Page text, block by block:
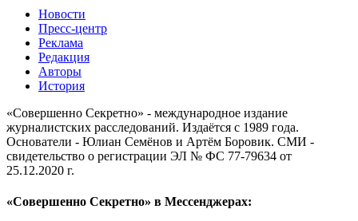
Новости
Пресс-центр
Реклама
Редакция
Авторы
История
«Совершенно Секретно» - международное издание
журналистских расследований. Издаётся с 1989 года.
Основатели - Юлиан Семёнов и Артём Боровик. CМИ -
свидетельство о регистрации ЭЛ № ФС 77-79634 от
25.12.2020 г.
«Совершенно Секретно» в Мессенджерах: